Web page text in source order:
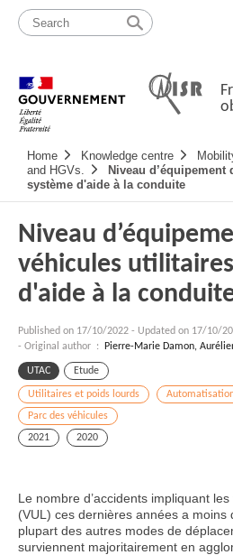
content
map
Navigation
principale
Home Knowledge centre
and HGVs.
Niveau
système d'aide à la conduite
Niveau
véhicules
d'aide à la
Published on 17/10/2022 - Updated on 17/10/
- Original author :
Pierre-Marie Damon,
UTAC Etude
Utilitaires et poids lourds
Parc des véhicules
2021
2020
Le nombre d’accidents impliquant
(VUL) ces dernières années a moins
plupart des autres modes de
surviennent majoritairement en